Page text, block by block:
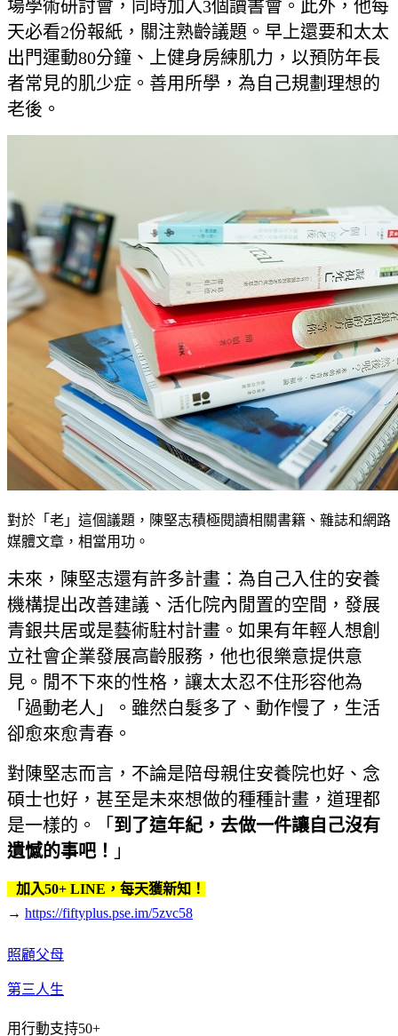
場學術研討會，同時加入3個讀書會。此外，他每
天必看2份報紙，關注熟齡議題。早上還要和太太
出門運動80分鐘、上健身房練肌力，以預防年長
者常見的肌少症。善用所學，為自己規劃理想的
老後。
對於「老」這個議題，陳堅志積極閱讀相關書籍、雜誌和網路
媒體文章，相當用功。
未來，陳堅志還有許多計畫：為自己入住的安養
機構提出改善建議、活化院內閒置的空間，發展
青銀共居或是藝術駐村計畫。如果有年輕人想創
立社會企業發展高齡服務，他也很樂意提供意
見。閒不下來的性格，讓太太忍不住形容他為
「過動老人」。雖然白髮多了、動作慢了，生活
卻愈來愈青春。
對陳堅志而言，不論是陪母親住安養院也好、念
碩士也好，甚至是未來想做的種種計畫，道理都
是一樣的。「 到了這年紀，去做一件讓自己沒有
遺憾的事吧！ 」
加入50+ LINE，每天獲新知！
→ https://fiftyplus.pse.im/5zvc58
照顧父母
第三人生
用行動支持50+